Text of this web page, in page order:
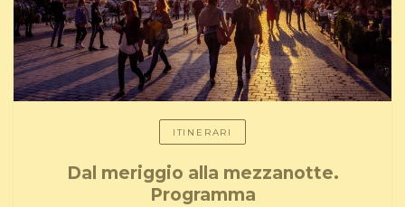
ITINERARI
Dal meriggio alla mezzanotte.
Programma